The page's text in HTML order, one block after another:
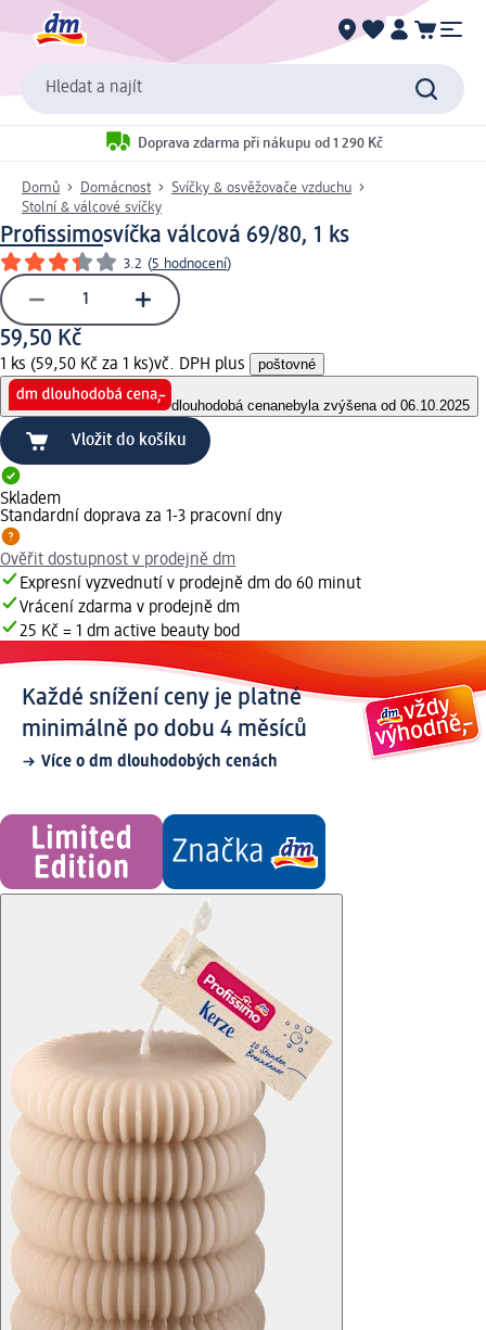
Hledat a najít
Doprava zdarma při nákupu od 1 290 Kč
Domů Domácnost
Svíčky & osvěžovače vzduchu
Stolní & válcové svíčky
Profissimosvíčka válcová 69/80, 1 ks
3.2 (5 hodnocení)
59,50 Kč
1 ks (59,50 Kč za 1 ks)vč. DPH plus poštovné
dlouhodobá cenanebyla zvýšena od 06.10.2025
Vložit do košíku
Skladem
Standardní doprava za 1-3 pracovní dny
Ověřit dostupnost v prodejně dm
Expresní vyzvednutí v prodejně dm do 60 minut
Vrácení zdarma v prodejně dm
25 Kč = 1 dm active beauty bod
Každé snížení ceny je platné
minimálně po dobu 4 měsíců
Více o dm dlouhodobých cenách